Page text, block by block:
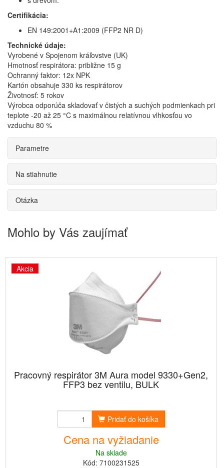
Certifikácia:
EN 149:2001+A1:2009 (FFP2 NR D)
Technické údaje:
Vyrobené v Spojenom kráľovstve (UK)
Hmotnosť respirátora: približne 15 g
Ochranný faktor: 12x NPK
Kartón obsahuje 330 ks respirátorov
Životnosť: 5 rokov
Výrobca odporúča skladovať v čistých a suchých podmienkach pri
teplote -20 až 25 °C s maximálnou relatívnou vlhkosťou vo
vzduchu 80 %
Parametre
Na stiahnutie
Otázka
Mohlo by Vás zaujímať
Akcia
Pracovný respirátor 3M Aura model 9330+Gen2,
FFP3 bez ventilu, BULK
Pridať do košíka
Cena na vyžiadanie
Na sklade
Kód: 7100231525